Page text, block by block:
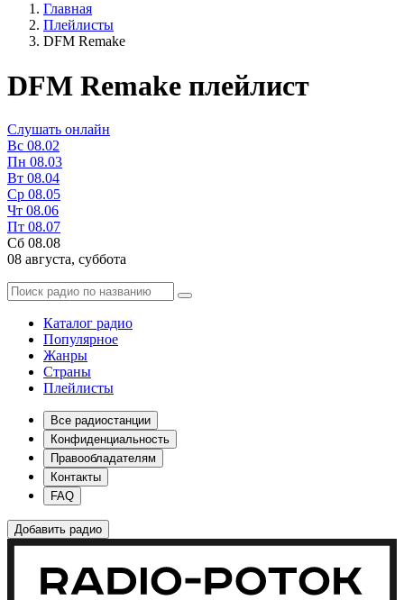
Главная
Плейлисты
DFM Remake
DFM Remake плейлист
Слушать онлайн
Вс 08.02
Пн 08.03
Вт 08.04
Ср 08.05
Чт 08.06
Пт 08.07
Сб 08.08
08 августа, суббота
Каталог радио
Популярное
Жанры
Страны
Плейлисты
Все радиостанции
Конфиденциальность
Правообладателям
Контакты
FAQ
Добавить радио